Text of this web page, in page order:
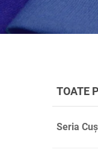
TOATE
Seria